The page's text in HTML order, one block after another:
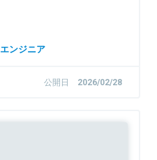
エンジニア
公開日 2026/02/28